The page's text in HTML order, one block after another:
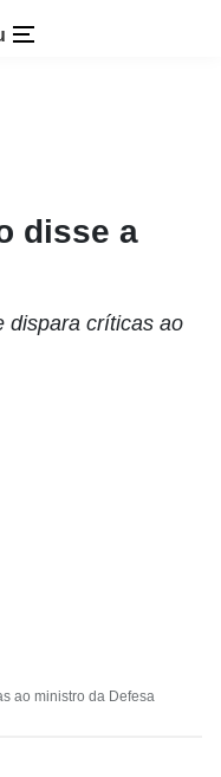
disse a
dispara críticas ao
ao ministro da Defesa